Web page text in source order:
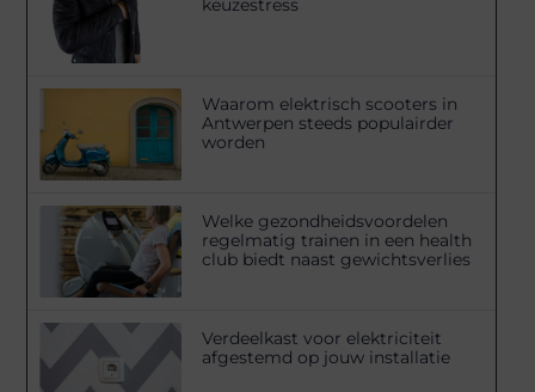
keuzestress
Waarom elektrisch scooters in
Antwerpen steeds populairder
worden
Welke gezondheidsvoordelen
regelmatig trainen in een health
club biedt naast gewichtsverlies
Verdeelkast voor elektriciteit
afgestemd op jouw installatie